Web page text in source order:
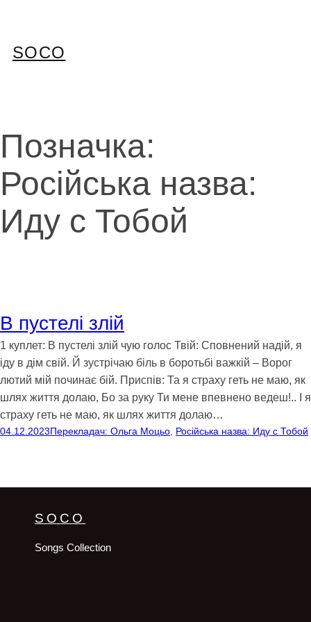
SOCO
Позначка:
Російська назва:
Иду с Тобой
В пустелі злій
1 куплет: В пустелі злій чую голос Твій: Сповнений надій, я
іду в дім свій. Й зустрічаю біль в боротьбі важкій – Ворог
лютий мій починає бій. Приспів: Та я страху геть не маю, як
шлях життя долаю, Бо за руку Ти мене впевнено ведеш!.. І я
страху геть не маю, як шлях життя долаю…
04.12.2023Перекладач: Ольга Моцьо Російська назва: Иду с Тобой
SOCO
Songs Collection